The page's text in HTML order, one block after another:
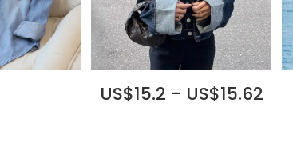
US$15.2 - US$15.62